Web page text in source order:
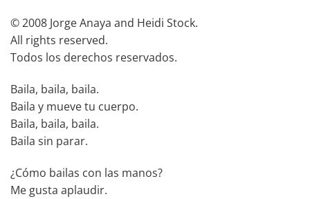
© 2008 Jorge Anaya and Heidi Stock.
All rights reserved.
Todos los derechos reservados.
Baila, baila, baila.
Baila y mueve tu cuerpo.
Baila, baila, baila.
Baila sin parar.
¿Cómo bailas con las manos?
Me gusta aplaudir.